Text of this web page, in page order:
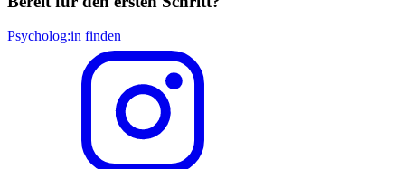
Psycholog:in finden